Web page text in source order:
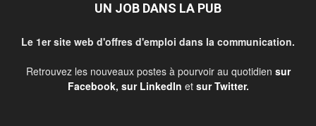
UN JOB DANS LA PUB
Le 1er site web d'offres d'emploi dans la communication.
Retrouvez les nouveaux postes à pourvoir au quotidien sur
Facebook, sur LinkedIn et sur Twitter.